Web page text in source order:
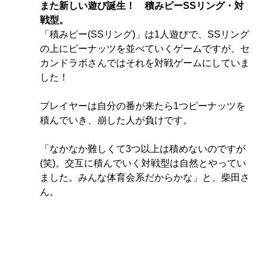
また新しい遊び誕生！　積みピーSSリング・対
戦型。
「積みピー(SSリング)」は1人遊びで、SSリング
の上にピーナッツを並べていくゲームですが、セ
カンドラボさんではそれを対戦ゲームにしていま
した！
プレイヤーは自分の番が来たら1つピーナッツを
積んでいき、崩した人が負けです。
「なかなか難しくて3つ以上は積めないのですが
(笑)。交互に積んでいく対戦型は自然とやってい
ました。みんな体育会系だからかな」と、柴田さ
ん。